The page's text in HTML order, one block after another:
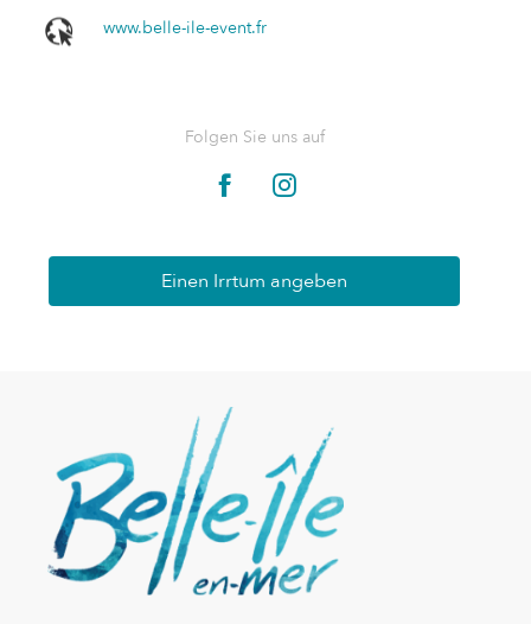
www.belle-ile-event.fr
Folgen Sie uns auf
Einen Irrtum angeben